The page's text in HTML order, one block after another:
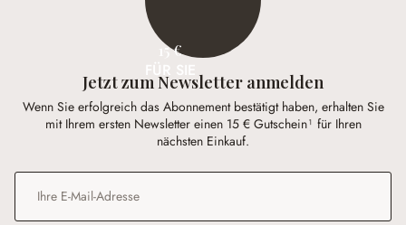
15 €
Jetzt zum Newsletter anmelden
Wenn Sie erfolgreich das Abonnement bestätigt haben, erhalten Sie
mit Ihrem ersten Newsletter einen 15 € Gutschein¹ für Ihren
nächsten Einkauf.
E-Mail-Adresse